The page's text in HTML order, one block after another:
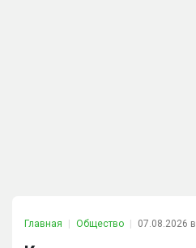
Главная Общество 07.08.2026